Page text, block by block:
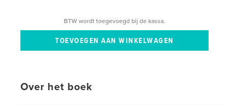
BTW wordt toegevoegd bij de kassa.
Over het boek